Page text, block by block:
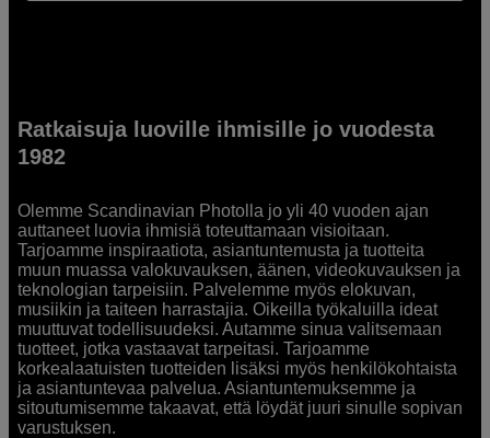
Ratkaisuja luoville ihmisille jo vuodesta
1982
Olemme Scandinavian Photolla jo yli 40 vuoden ajan
auttaneet luovia ihmisiä toteuttamaan visioitaan.
Tarjoamme inspiraatiota, asiantuntemusta ja tuotteita
muun muassa valokuvauksen, äänen, videokuvauksen ja
teknologian tarpeisiin. Palvelemme myös elokuvan,
musiikin ja taiteen harrastajia. Oikeilla työkaluilla ideat
muuttuvat todellisuudeksi. Autamme sinua valitsemaan
tuotteet, jotka vastaavat tarpeitasi. Tarjoamme
korkealaatuisten tuotteiden lisäksi myös henkilökohtaista
ja asiantuntevaa palvelua. Asiantuntemuksemme ja
sitoutumisemme takaavat, että löydät juuri sinulle sopivan
varustuksen.